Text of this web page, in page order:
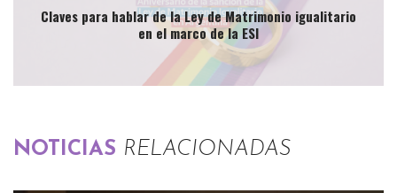
Claves para hablar de la Ley de Matrimonio igualitario
en el marco de la ESI
NOTICIAS RELACIONADAS